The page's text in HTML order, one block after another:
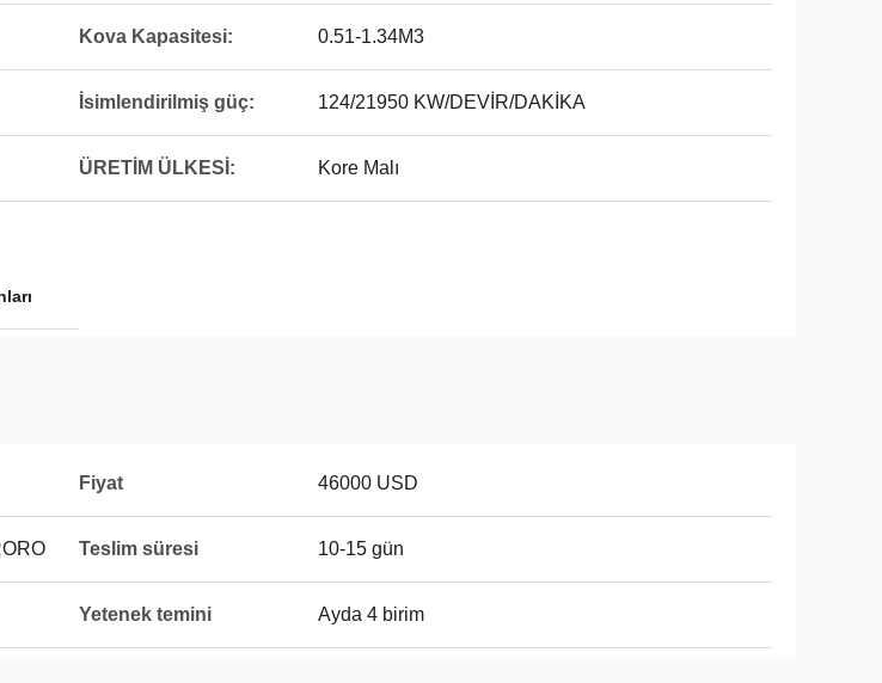
Kova Kapasitesi: 0.51-1.34M3
İsimlendirilmiş güç: 124/21950 KW/DEVİR/DAKİKA
ÜRETİM ÜLKESİ: Kore Malı
Fiyat 46000 USD
Teslim süresi 10-15 gün
Yetenek temini Ayda 4 birim